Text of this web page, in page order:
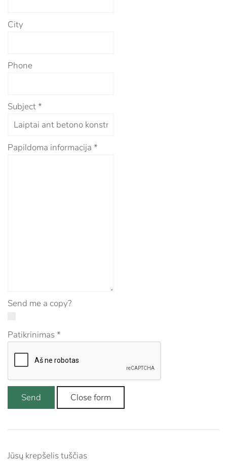
City
Phone
Subject*
Papildoma informacija *
Send me a copy?
Patikrinimas*
Send Close form
Jūsų krepšelis tuščias